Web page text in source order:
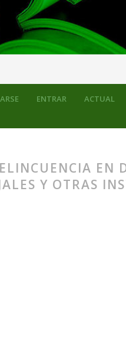
ACTUAL
ENTRAR
concejales y otras
EN
Y OTRAS